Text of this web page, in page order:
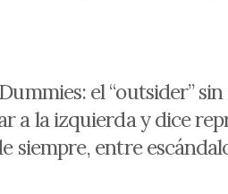
el “outsider”
a la izquierda y dice
siempre, entre